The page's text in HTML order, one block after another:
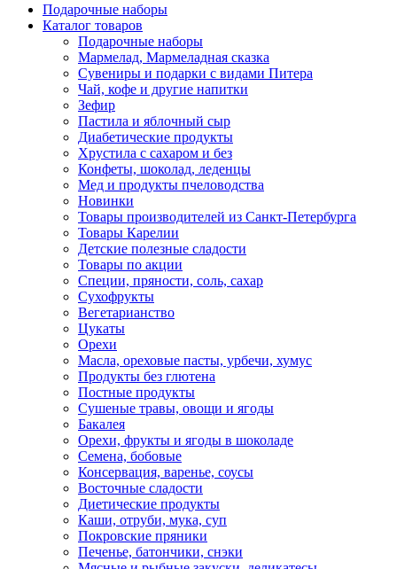
Подарочные наборы
Каталог товаров
Подарочные наборы
Мармелад, Мармеладная сказка
Сувениры и подарки с видами Питера
Чай, кофе и другие напитки
Зефир
Пастила и яблочный сыр
Диабетические продукты
Хрустила с сахаром и без
Конфеты, шоколад, леденцы
Мед и продукты пчеловодства
Новинки
Товары производителей из Санкт-Петербурга
Товары Карелии
Детские полезные сладости
Товары по акции
Специи, пряности, соль, сахар
Сухофрукты
Вегетарианство
Цукаты
Орехи
Масла, ореховые пасты, урбечи, хумус
Продукты без глютена
Постные продукты
Сушеные травы, овощи и ягоды
Бакалея
Орехи, фрукты и ягоды в шоколаде
Семена, бобовые
Консервация, варенье, соусы
Восточные сладости
Диетические продукты
Каши, отруби, мука, суп
Покровские пряники
Печенье, батончики, снэки